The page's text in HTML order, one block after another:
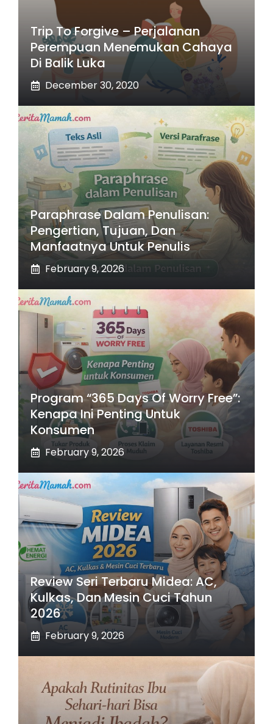
Trip To Forgive – Perjalanan
Perempuan Menemukan Cahaya
Di Balik Luka
December 30, 2020
Paraphrase Dalam Penulisan:
Pengertian, Tujuan, Dan
Manfaatnya Untuk Penulis
February 9, 2026
Program “365 Days Of Worry Free”:
Kenapa Ini Penting Untuk
Konsumen
February 9, 2026
Review Seri Terbaru Midea: AC,
Kulkas, Dan Mesin Cuci Tahun
2026
February 9, 2026